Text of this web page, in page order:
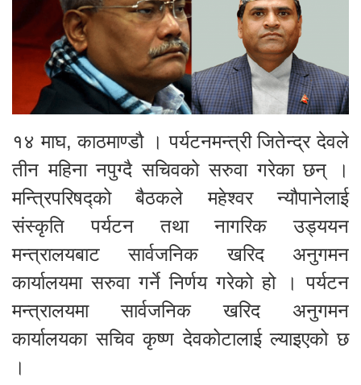
१४ माघ, काठमाण्डौ । पर्यटनमन्त्री जितेन्द्र देवले
तीन महिना नपुग्दै सचिवको सरुवा गरेका छन् ।
मन्त्रिपरिषद्को बैठकले महेश्वर न्यौपानेलाई
संस्कृति पर्यटन तथा नागरिक उड्ययन
मन्त्रालयबाट सार्वजनिक खरिद अनुगमन
कार्यालयमा सरुवा गर्ने निर्णय गरेको हो । पर्यटन
मन्त्रालयमा सार्वजनिक खरिद अनुगमन
कार्यालयका सचिव कृष्ण देवकोटालाई ल्याइएको छ
।